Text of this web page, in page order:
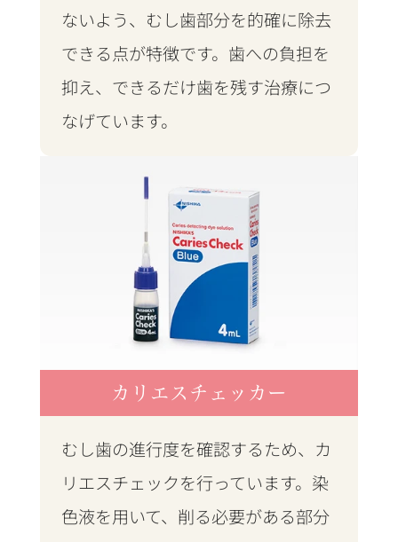
ないよう、むし歯部分を的確に除去
できる点が特徴です。歯への負担を
抑え、できるだけ歯を残す治療につ
なげています。
カリエスチェッカー
むし歯の進行度を確認するため、カ
リエスチェックを行っています。染
色液を用いて、削る必要がある部分